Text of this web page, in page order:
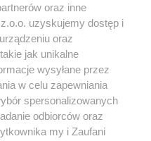
korzystania z portali
Skontaktuj się z nami
oraz inne
uzyskujemy dostęp i
oraz
jak unikalne
wysyłane przez
w celu zapewniania
spersonalizowanych
odbiorców oraz
my i Zaufani